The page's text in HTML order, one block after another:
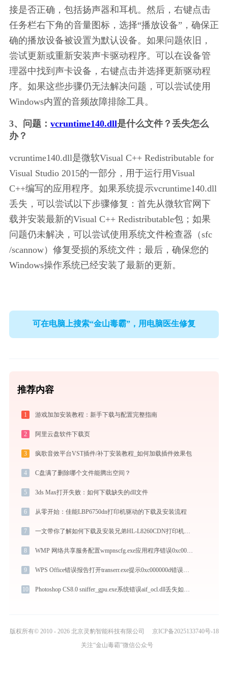
接是否正确，包括扬声器和耳机。然后，右键点击
任务栏右下角的音量图标，选择“播放设备”，确保正
确的播放设备被设置为默认设备。如果问题依旧，
尝试更新或重新安装声卡驱动程序。可以在设备管
理器中找到声卡设备，右键点击并选择更新驱动程
序。如果这些步骤仍无法解决问题，可以尝试使用
Windows内置的音频故障排除工具。
3、问题： vcruntime140.dll是什么文件？丢失怎么
办？
vcruntime140.dll是微软Visual C++ Redistributable for
Visual Studio 2015的一部分，用于运行用Visual
C++编写的应用程序。如果系统提示vcruntime140.dll
丢失，可以尝试以下步骤修复：首先从微软官网下
载并安装最新的Visual C++ Redistributable包；如果
问题仍未解决，可以尝试使用系统文件检查器（sfc
/scannow）修复受损的系统文件；最后，确保您的
Windows操作系统已经安装了最新的更新。
可在电脑上搜索“金山毒霸”，用电脑医生修复
推荐内容
1 游戏加加安装教程：新手下载与配置完整指南
2 阿里云盘软件下载页
3 疯歌音效平台VST插件/补丁安装教程_如何加载插件效果包
4 C盘满了删除哪个文件能腾出空间？
5 3ds Max打开失败：如何下载缺失的dll文件
6 从零开始：佳能LBP6750dn打印机驱动的下载及安装流程
7 一文带你了解如何下载及安装兄弟HL-L8260CDN打印机驱动
8 WMP 网络共享服务配置wmpnscfg.exe应用程序错误0xc0000017解决方法
9 WPS Office错误报告打开transerr.exe提示0xc000000d错误码怎么办
10
版权所有© 2010 - 2026 北京灵豹智能科技有限公司
京ICP备2025133740号-18
关注“金山毒霸”微信公众号